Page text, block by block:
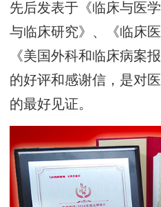
先后发表于《临床与医
与临床研究》、《临床
《美国外科和临床病案
的好评和感谢信，是对
的最好见证。